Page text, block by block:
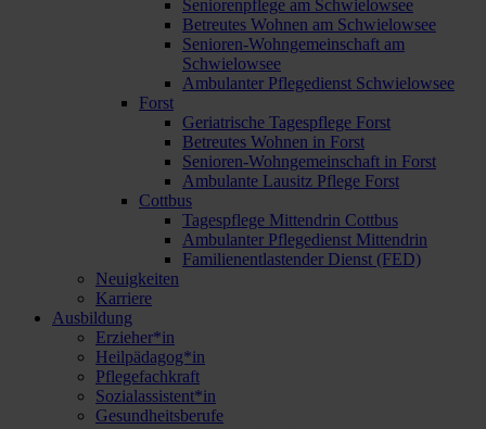
Seniorenpflege am Schwielowsee
Betreutes Wohnen am Schwielowsee
Senioren-Wohngemeinschaft am
Schwielowsee
Ambulanter Pflegedienst Schwielowsee
Forst
Geriatrische Tagespflege Forst
Betreutes Wohnen in Forst
Senioren-Wohngemeinschaft in Forst
Ambulante Lausitz Pflege Forst
Cottbus
Tagespflege Mittendrin Cottbus
Ambulanter Pflegedienst Mittendrin
Familienentlastender Dienst (FED)
Neuigkeiten
Karriere
Ausbildung
Erzieher*in
Heilpädagog*in
Pflegefachkraft
Sozialassistent*in
Gesundheitsberufe